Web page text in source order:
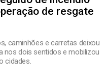
de resgate
caminhões e carretas deixou
nos dois sentidos e mobilizou
cidades.